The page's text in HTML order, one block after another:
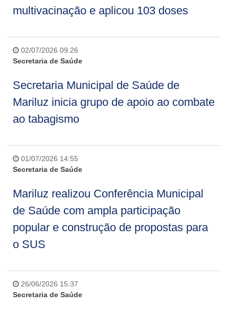
multivacinação e aplicou 103 doses
02/07/2026 09:26
Secretaria de Saúde
Secretaria Municipal de Saúde de
Mariluz inicia grupo de apoio ao combate
ao tabagismo
01/07/2026 14:55
Secretaria de Saúde
Mariluz realizou Conferência Municipal
de Saúde com ampla participação
popular e construção de propostas para
o SUS
26/06/2026 15:37
Secretaria de Saúde